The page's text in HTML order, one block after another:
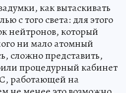
как вытаскивать
с того света: для этого
нейтронов, который
ни мало атомный
сложно представить,
процедурный кабинет
работающей на